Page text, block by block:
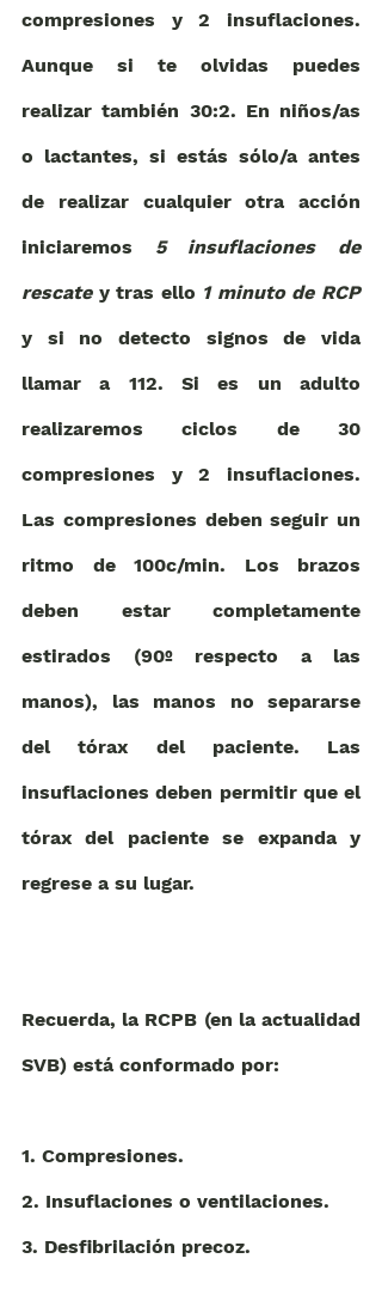
compresiones y 2 insuflaciones.
Aunque si te olvidas puedes
realizar también 30:2. En niños/as
o lactantes, si estás sólo/a antes
de realizar cualquier otra acción
iniciaremos 5 insuflaciones de
rescate y tras ello 1 minuto de RCP
y si no detecto signos de vida
llamar a 112. Si es un adulto
realizaremos ciclos de 30
compresiones y 2 insuflaciones.
Las compresiones deben seguir un
ritmo de 100c/min. Los brazos
deben estar completamente
estirados (90º respecto a las
manos), las manos no separarse
del tórax del paciente. Las
insuflaciones deben permitir que el
tórax del paciente se expanda y
regrese a su lugar.
Recuerda, la RCPB (en la actualidad
SVB) está conformado por:
1. Compresiones.
2. Insuflaciones o ventilaciones.
3. Desfibrilación precoz.